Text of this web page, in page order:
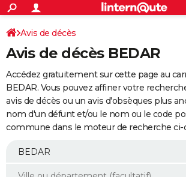
ACTUALITÉS
Politique
Société
Faits Divers
Education
Monde
Villes
+
SPORT
Coupe du monde 2026
Football
Tennis
Cyclisme
Rugby
Forum
Programme TV
TNT
Streaming
Cinéma
Sorties cinéma
Musique
+
FINANCE
Retraite
Epargne
Immobilier
Risques naturels par ville
Banque
Assurance
AUTO
Essais
Réserver un essai
Citadines
Berlines
SUV
Forum auto
+
Mobiles
Meilleur smartphone
Internet
Ordinateurs
Jeux vidéo
Guide high-tech
Avis de décès
Avis de décès BEDAR
Accédez gratuitement sur cette page au
BEDAR. Vous pouvez affiner votre
avis de décès ou un avis d'obsèques plus
nom d'un défunt et/ou le nom ou le code
commune dans le moteur de recherche ci-